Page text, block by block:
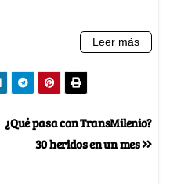
¿Qué pasa con TransMilenio?
30 heridos en un mes